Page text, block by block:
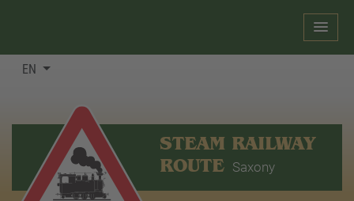
EN
STEAM RAILWAY
ROUTE Saxony